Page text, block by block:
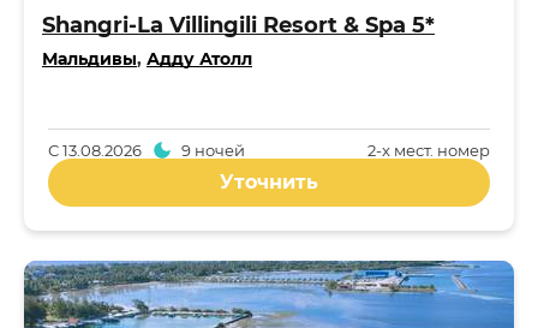
Shangri-La Villingili Resort & Spa 5*
Мальдивы, Адду Атолл
2-x мест. номер
С13.08.2026 9 ночей
Уточнить